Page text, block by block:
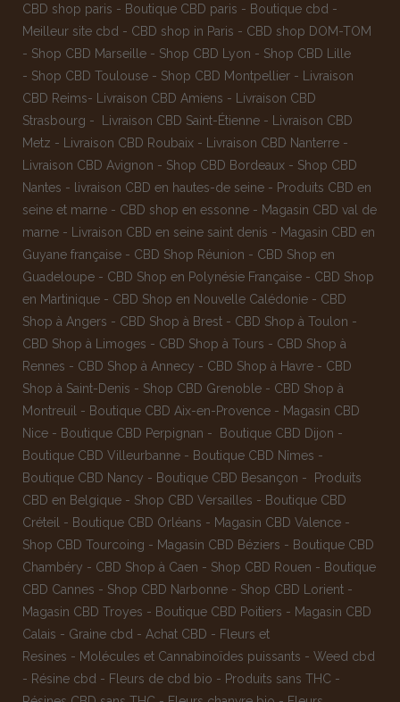
CBD shop paris - Boutique CBD paris - Boutique cbd -
Meilleur site cbd - CBD shop in Paris - CBD shop DOM-TOM
- Shop CBD Marseille - Shop CBD Lyon - Shop CBD Lille
- Shop CBD Toulouse - Shop CBD Montpellier -
Livraison
CBD Reims- Livraison CBD Amiens -
Livraison CBD
Strasbourg - Livraison CBD Saint-Étienne -
Livraison CBD
Metz - Livraison CBD Roubaix - Livraison CBD Nanterre -
Livraison CBD Avignon - Shop CBD Bordeaux - Shop CBD
Nantes - livraison CBD en hautes-de seine - Produits CBD en
seine et marne - CBD shop en essonne - Magasin CBD val de
marne - Livraison CBD en seine saint denis - Magasin CBD en
Guyane française - CBD Shop Réunion - CBD Shop en
Guadeloupe - CBD Shop en Polynésie Française - CBD Shop
en Martinique - CBD Shop en Nouvelle Calédonie - CBD
Shop à Angers - CBD Shop à Brest - CBD Shop à Toulon -
CBD Shop à Limoges - CBD Shop à Tours - CBD Shop à
Rennes - CBD Shop à Annecy - CBD Shop à Havre - CBD
Shop à Saint-Denis - Shop CBD Grenoble - CBD Shop à
Montreuil
- Boutique CBD Aix-en-Provence - Magasin CBD
Nice - Boutique CBD Perpignan - Boutique CBD Dijon -
Boutique CBD Villeurbanne - Boutique CBD Nîmes -
Boutique CBD Nancy - Boutique CBD Besançon -
Produits
CBD en Belgique - Shop CBD Versailles - Boutique CBD
Créteil
- Boutique CBD Orléans - Magasin CBD Valence -
Shop CBD Tourcoing - Magasin CBD Béziers - Boutique CBD
Chambéry - CBD Shop à Caen - Shop CBD Rouen - Boutique
CBD Cannes - Shop CBD Narbonne - Shop CBD Lorient -
Magasin CBD Troyes - Boutique CBD Poitiers - Magasin CBD
Calais - Graine cbd - Achat CBD - Fleurs et
Resines - Molécules et Cannabinoïdes puissants - Weed cbd
- Résine cbd - Fleurs de cbd bio - Produits sans THC -